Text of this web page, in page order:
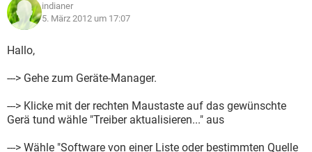
indianer
5. März 2012 um 17:07
Hallo,
---> Gehe zum Geräte-Manager.
---> Klicke mit der rechten Maustaste auf das gewünschte
Gerä tund wähle "Treiber aktualisieren..." aus
---> Wähle "Software von einer Liste oder bestimmten Quelle